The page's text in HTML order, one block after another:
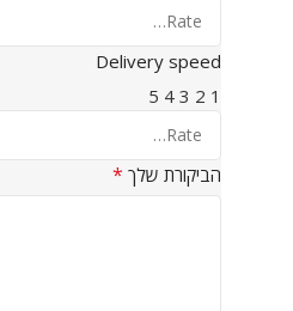
Delivery speed
1
2
3
4
5
הביקורת שלך *